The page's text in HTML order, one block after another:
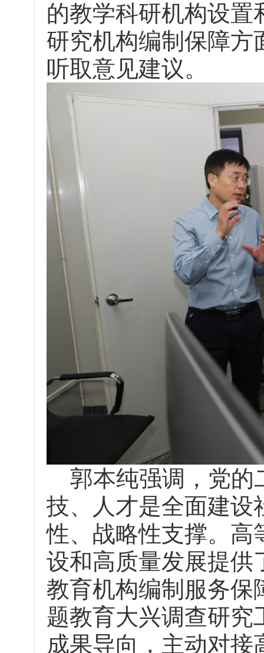
的教学科研机构设置
研究机构编制保障方
听取意见建议。
郭本纯强调，党的
技、人才是全面建设
性、战略性支撑。高
设和高质量发展提供
教育机构编制服务保
题教育大兴调查研究
成果导向，主动对